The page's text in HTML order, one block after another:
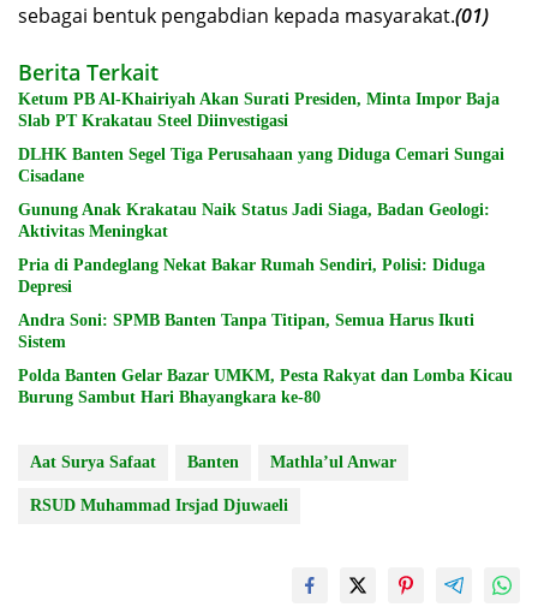
sebagai bentuk pengabdian kepada masyarakat.(01)
Berita Terkait
Ketum PB Al-Khairiyah Akan Surati Presiden, Minta Impor Baja
Slab PT Krakatau Steel Diinvestigasi
DLHK Banten Segel Tiga Perusahaan yang Diduga Cemari Sungai
Cisadane
Gunung Anak Krakatau Naik Status Jadi Siaga, Badan Geologi:
Aktivitas Meningkat
Pria di Pandeglang Nekat Bakar Rumah Sendiri, Polisi: Diduga
Depresi
Andra Soni: SPMB Banten Tanpa Titipan, Semua Harus Ikuti
Sistem
Polda Banten Gelar Bazar UMKM, Pesta Rakyat dan Lomba Kicau
Burung Sambut Hari Bhayangkara ke-80
Aat Surya Safaat Banten Mathla’ul Anwar
RSUD Muhammad Irsjad Djuwaeli